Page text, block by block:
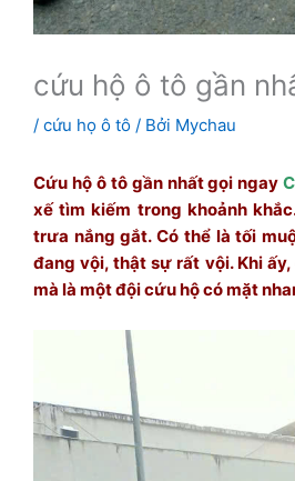
cứu hộ ô tô gần
/cứu họ ô tô / Bởi Mychau
Cứu hộ ô tô gần nhất gọi ngay
xế tìm kiếm trong khoảnh
trưa nắng gắt. Có thể là tối
đang vội, thật sự rất vội. Khi
mà là một đội cứu hộ có mặt